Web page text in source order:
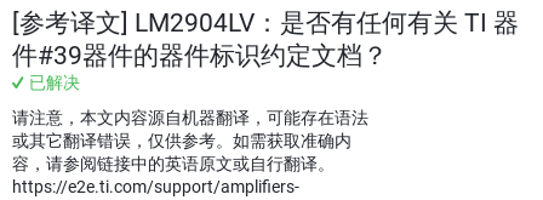
[参考译文] LM2904LV：是否有任何有关 TI 器
件#39器件的器件标识约定文档？
已解决
请注意，本文内容源自机器翻译，可能存在语法
或其它翻译错误，仅供参考。如需获取准确内
容，请参阅链接中的英语原文或自行翻译。
https://e2e.ti.com/support/amplifiers-